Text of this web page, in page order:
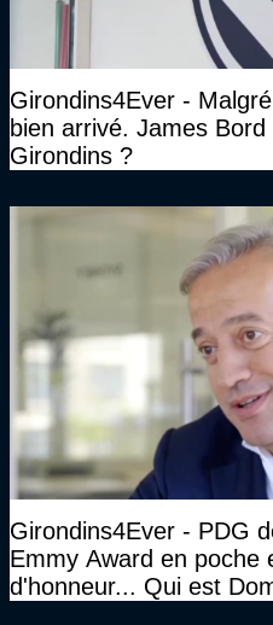
Girondins4Ever -
bien arrivé. James
Girondins ?
Girondins4Ever - PDG
Emmy Award en poche
d'honneur... Qui est